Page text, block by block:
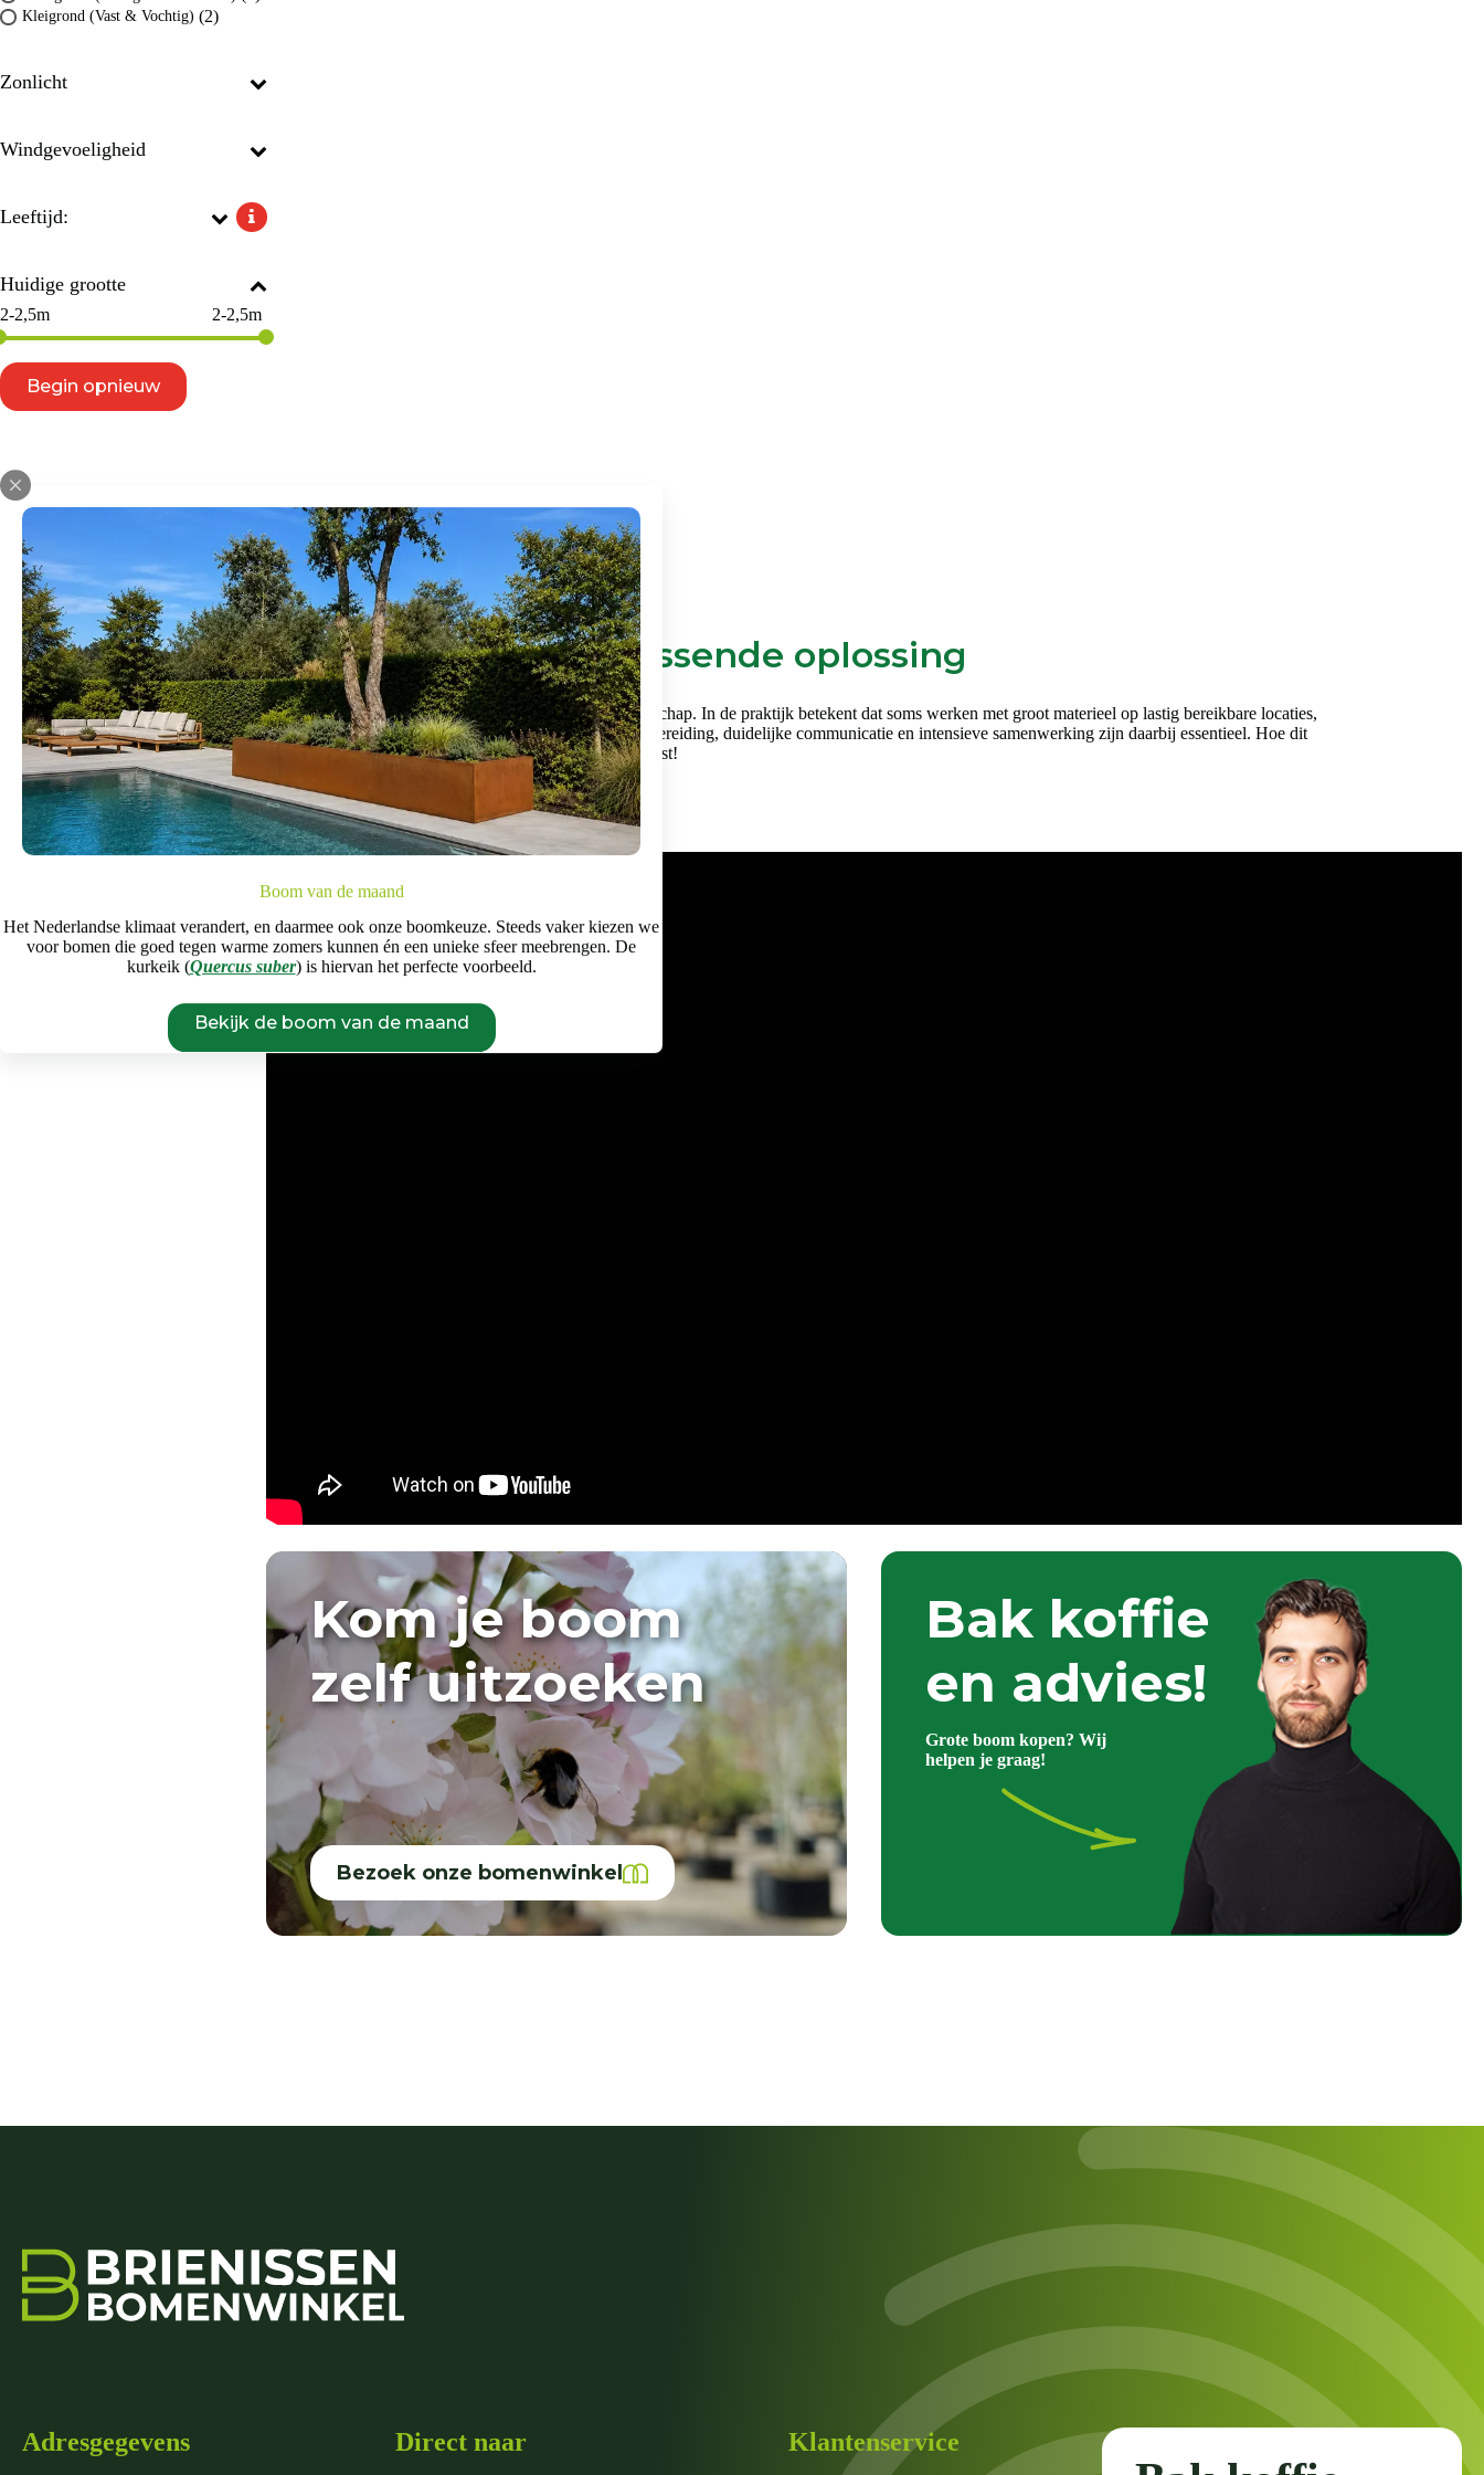
Boom van de maand
Het Nederlandse klimaat verandert, en daarmee ook onze boomkeuze. Steeds vaker kiezen we
voor bomen die goed tegen warme zomers kunnen én een unieke sfeer meebrengen. De
kurkeik (Quercus suber) is hiervan het perfecte voorbeeld.
Bekijk de boom van de maand
Kleigrond (Vast & Vochtig) (2)
Zonlicht
Windgevoeligheid
Leeftijd:
Huidige grootte
2-2,5m 2-2,5m
Begin opnieuw
Voor iedereen een passende oplossing
Grote, volwassen bomen aanplanten vraagt om vakmanschap. In de praktijk betekent dat soms werken met groot materieel op lastig bereikbare locaties,
zoals smalle straten in stedelijk gebied. Een goede voorbereiding, duidelijke communicatie en intensieve samenwerking zijn daarbij essentieel. Hoe dit
proces in zijn werk gaat? Dat zie je in het filmpje hiernaast!
Kom je boom
zelf uitzoeken
Bezoek onze bomenwinkel
Bak koffie
en advies!
Grote boom kopen? Wij
helpen je graag!
Adresgegevens Direct naar Klantenservice